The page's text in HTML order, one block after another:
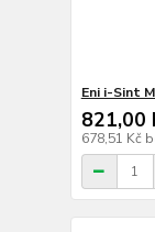
Eni i-Sint
821,00
678,51 Kč